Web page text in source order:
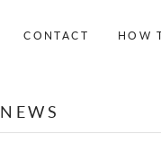
CONTACT HOW
NEWS